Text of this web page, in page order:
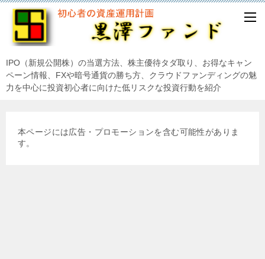
IPO（新規公開株）の当選方法、株主優待タダ取り、お得なキャン
ペーン情報、FXや暗号通貨の勝ち方、クラウドファンディングの魅
力を中心に投資初心者に向けた低リスクな投資行動を紹介
本ページには広告・プロモーションを含む可能性がありま
す。